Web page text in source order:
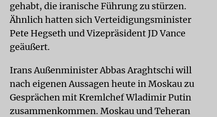
gehabt, die iranische Führung zu stürzen.
Ähnlich hatten sich Verteidigungsminister
Pete Hegseth und Vizepräsident JD Vance
geäußert.
Irans Außenminister Abbas Araghtschi will
nach eigenen Aussagen heute in Moskau zu
Gesprächen mit Kremlchef Wladimir Putin
zusammenkommen. Moskau und Teheran